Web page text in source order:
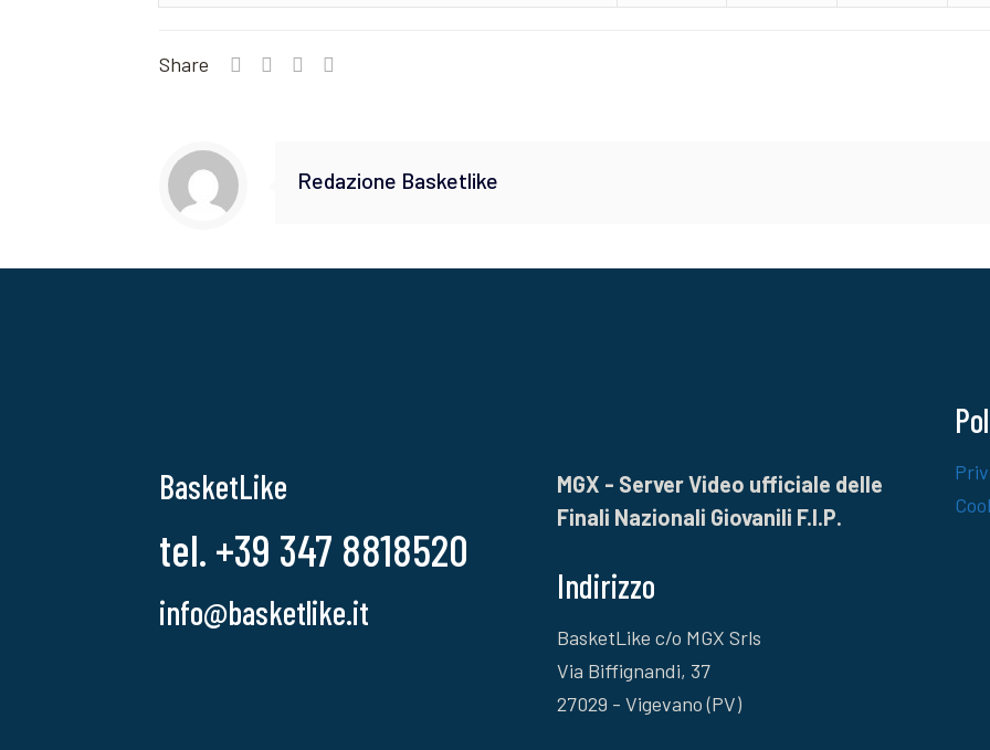
Share
Redazione Basketlike
BasketLike
tel. +39 347 8818520
info@basketlike.it
MGX - Server Video ufficiale delle
Finali Nazionali Giovanili F.I.P.
Indirizzo
BasketLike c/o MGX Srls
Via Biffignandi, 37
27029 - Vigevano (PV)